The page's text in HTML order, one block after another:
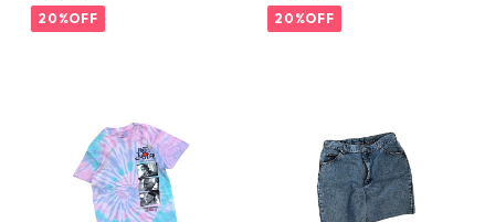
20%OFF 20%OFF